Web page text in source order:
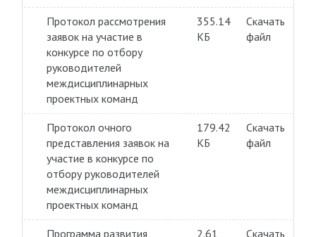
Протокол рассмотрения
заявок на участие в
конкурсе по отбору
руководителей
междисциплинарных
проектных команд
355.14
КБ
Скачать
файл
Протокол очного
представления заявок на
участие в конкурсе по
отбору руководителей
междисциплинарных
проектных команд
179.42
КБ
Скачать
файл
Программа развития 2.61 Скачать